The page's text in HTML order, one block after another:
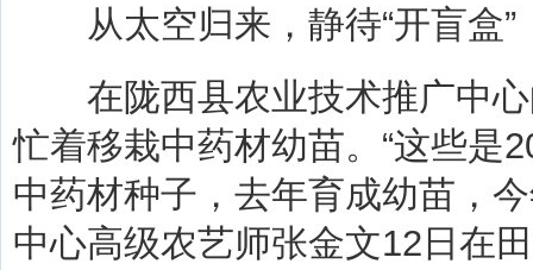
从太空归来，静待“开盲盒”
在陇西县农业技术推广中心
忙着移栽中药材幼苗。“这些是
中药材种子，去年育成幼苗，
中心高级农艺师张金文12日在